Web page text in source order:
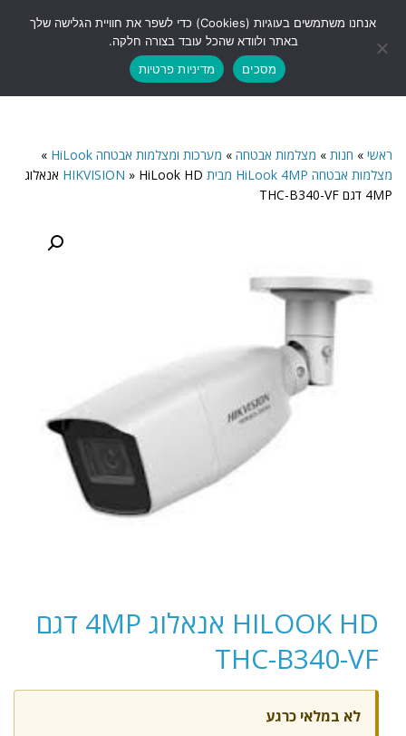
תפריט
ראשי » חנות » מצלמות אבטחה » מערכות ומצלמות אבטחה HiLook
»
מצלמות אבטחה HiLook 4MP מבית HIKVISION
»
HiLook HD אנאלוג
4MP דגם THC-B340-VF
HILOOK HD אנאלוג 4MP דגם
THC-B340-VF
לא במלאי כרגע
אנחנו משתמשים בעוגיות (Cookies) כדי לשפר את חוויית הגלישה שלך
באתר ולוודא שהכל עובד בצורה חלקה.
מסכים
מדיניות פרטיות